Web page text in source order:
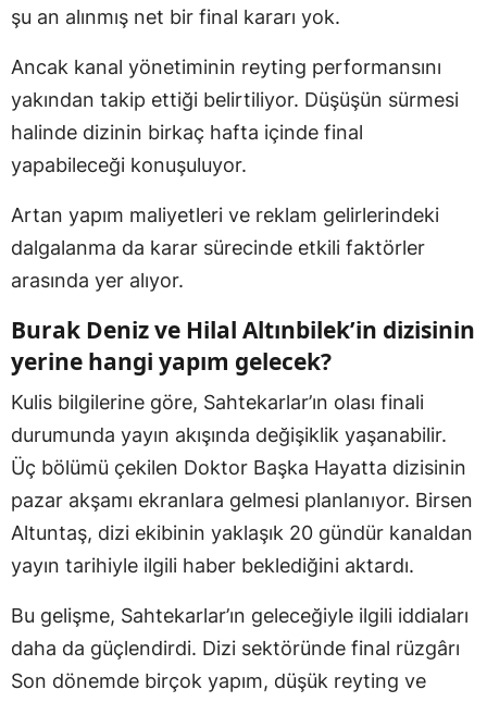
şu an alınmış net bir final kararı yok.
Ancak kanal yönetiminin reyting performansını
yakından takip ettiği belirtiliyor. Düşüşün sürmesi
halinde dizinin birkaç hafta içinde final
yapabileceği konuşuluyor.
Artan yapım maliyetleri ve reklam gelirlerindeki
dalgalanma da karar sürecinde etkili faktörler
arasında yer alıyor.
Burak Deniz ve Hilal Altınbilek’in dizisinin
yerine hangi yapım gelecek?
Kulis bilgilerine göre, Sahtekarlar’ın olası finali
durumunda yayın akışında değişiklik yaşanabilir.
Üç bölümü çekilen Doktor Başka Hayatta dizisinin
pazar akşamı ekranlara gelmesi planlanıyor. Birsen
Altuntaş, dizi ekibinin yaklaşık 20 gündür kanaldan
yayın tarihiyle ilgili haber beklediğini aktardı.
Bu gelişme, Sahtekarlar’ın geleceğiyle ilgili iddiaları
daha da güçlendirdi. Dizi sektöründe final rüzgârı
Son dönemde birçok yapım, düşük reyting ve